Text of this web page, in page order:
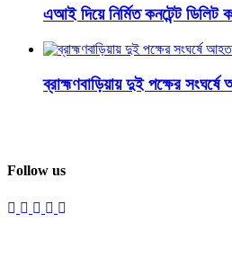
এআই দিয়ে নির্মিত কনটেন্ট ডিলিট
ব্রাহ্মণবাড়িয়ায় দুই পক্ষের
Follow us